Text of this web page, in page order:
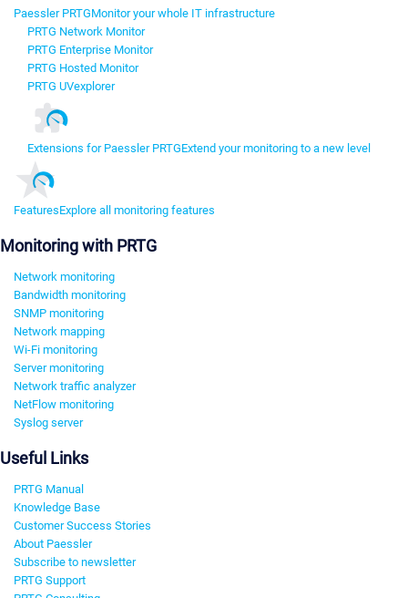
Paessler PRTGMonitor your whole IT infrastructure
PRTG Network Monitor
PRTG Enterprise Monitor
PRTG Hosted Monitor
PRTG UVexplorer
Extensions for Paessler PRTGExtend your monitoring to a new level
FeaturesExplore all monitoring features
Monitoring with PRTG
Network monitoring
Bandwidth monitoring
SNMP monitoring
Network mapping
Wi-Fi monitoring
Server monitoring
Network traffic analyzer
NetFlow monitoring
Syslog server
Useful Links
PRTG Manual
Knowledge Base
Customer Success Stories
About Paessler
Subscribe to newsletter
PRTG Support